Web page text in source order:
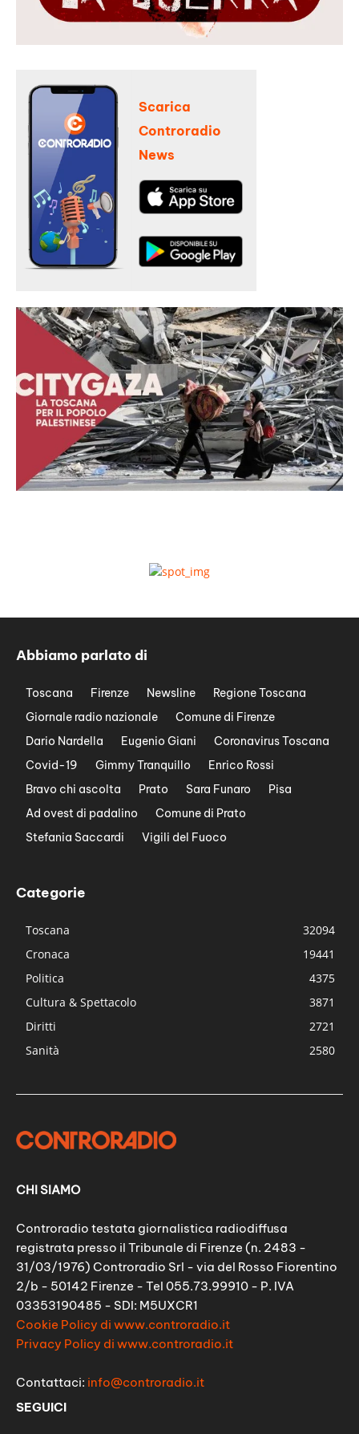
Scarica
Controradio
News
Abbiamo parlato di
Toscana Firenze Newsline
Regione Toscana
Giornale radio nazionale
Comune di Firenze
Dario Nardella
Eugenio Giani
Coronavirus Toscana
Covid-19
Gimmy Tranquillo
Enrico Rossi
Bravo chi ascolta
Prato Sara Funaro
Pisa
Ad ovest di padalino
Comune di Prato
Stefania Saccardi
Vigili del Fuoco
Categorie
Toscana
32094
Cronaca
19441
Politica
4375
Cultura & Spettacolo
3871
Diritti
2721
Sanità
2580
CHI SIAMO
Controradio testata giornalistica radiodiffusa
registrata presso il Tribunale di Firenze (n. 2483 -
31/03/1976) Controradio Srl - via del Rosso Fiorentino
2/b - 50142 Firenze - Tel 055.73.99910 - P. IVA
03353190485 - SDI: M5UXCR1
Cookie Policy di www.controradio.it
Privacy Policy di www.controradio.it
Contattaci: info@controradio.it
SEGUICI